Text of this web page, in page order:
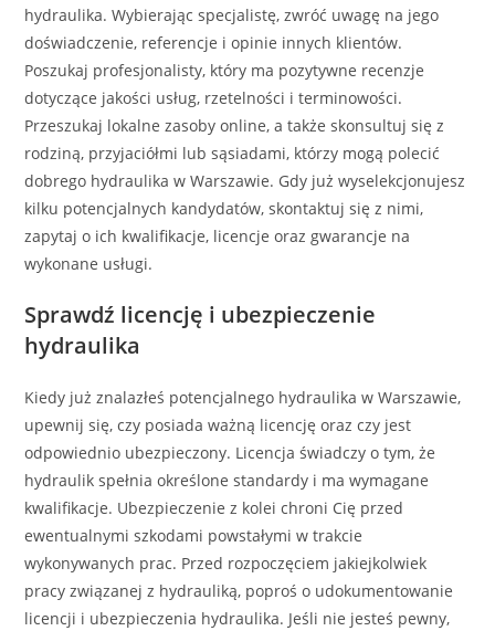
hydraulika. Wybierając specjalistę, zwróć uwagę na jego
doświadczenie, referencje i opinie innych klientów.
Poszukaj profesjonalisty, który ma pozytywne recenzje
dotyczące jakości usług, rzetelności i terminowości.
Przeszukaj lokalne zasoby online, a także skonsultuj się z
rodziną, przyjaciółmi lub sąsiadami, którzy mogą polecić
dobrego hydraulika w Warszawie. Gdy już wyselekcjonujesz
kilku potencjalnych kandydatów, skontaktuj się z nimi,
zapytaj o ich kwalifikacje, licencje oraz gwarancje na
wykonane usługi.
Sprawdź licencję i ubezpieczenie
hydraulika
Kiedy już znalazłeś potencjalnego hydraulika w Warszawie,
upewnij się, czy posiada ważną licencję oraz czy jest
odpowiednio ubezpieczony. Licencja świadczy o tym, że
hydraulik spełnia określone standardy i ma wymagane
kwalifikacje. Ubezpieczenie z kolei chroni Cię przed
ewentualnymi szkodami powstałymi w trakcie
wykonywanych prac. Przed rozpoczęciem jakiejkolwiek
pracy związanej z hydrauliką, poproś o udokumentowanie
licencji i ubezpieczenia hydraulika. Jeśli nie jesteś pewny,